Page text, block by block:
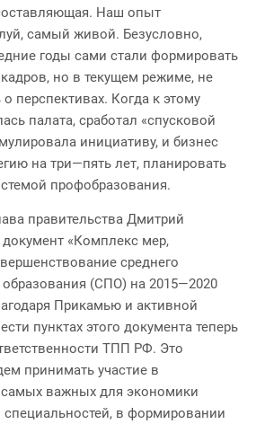
Наш опыт
самый живой. Безусловно,
годы сами стали формировать
но в текущем режиме, не
перспективах. Когда к этому
палата, сработал «спусковой
инициативу, и бизнес
на три—пять лет, планировать
профобразования.
правительства Дмитрий
«Комплекс мер,
среднего
(СПО) на 2015—2020
Прикамью и активной
пунктах этого документа теперь
ТПП РФ. Это
принимать участие в
важных для экономики
в формировании